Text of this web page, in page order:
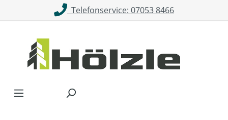
Zum Hauptinhalt springenTelefonservice: 07053 8466